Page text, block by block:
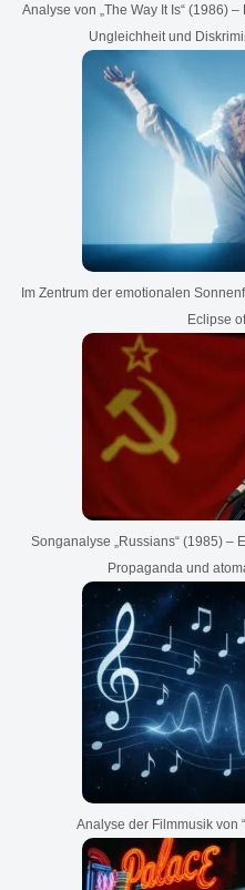
Analyse von „The Way It Is“ (1986)
Ungleichheit und
Im Zentrum der emotionalen
Eclipse
Songanalyse „Russians“ (1985) –
Propaganda und
Analyse der Filmmusik von